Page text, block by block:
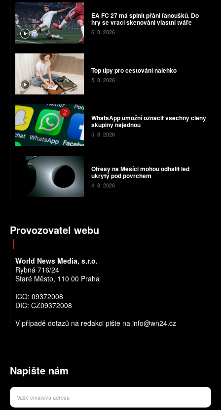
EA FC 27 má splnit přání fanoušků. Do
hry se vrací skenování vlastní tváře
6. 8. 2026
Top tipy pro cestování nalehko
5. 8. 2026
WhatsApp umožní označit všechny členy
skupiny najednou
5. 8. 2026
Otřesy na Měsíci mohou odhalit led
ukrytý pod povrchem
4. 8. 2026
Provozovatel webu
World News Media, s.r.o.
Rybná 716/24
Staré Město, 110 00 Praha
IČO: 09372008
DIČ: CZ09372008
V případě dotazů na redakci pište na info@wn24.cz
Napište nám